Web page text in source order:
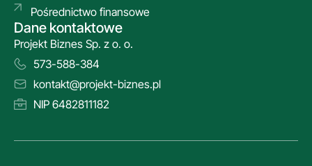
Pośrednictwo finansowe
Dane kontaktowe
Projekt Biznes Sp. z o. o.
573-588-384
kontakt@projekt-biznes.pl
NIP 6482811182